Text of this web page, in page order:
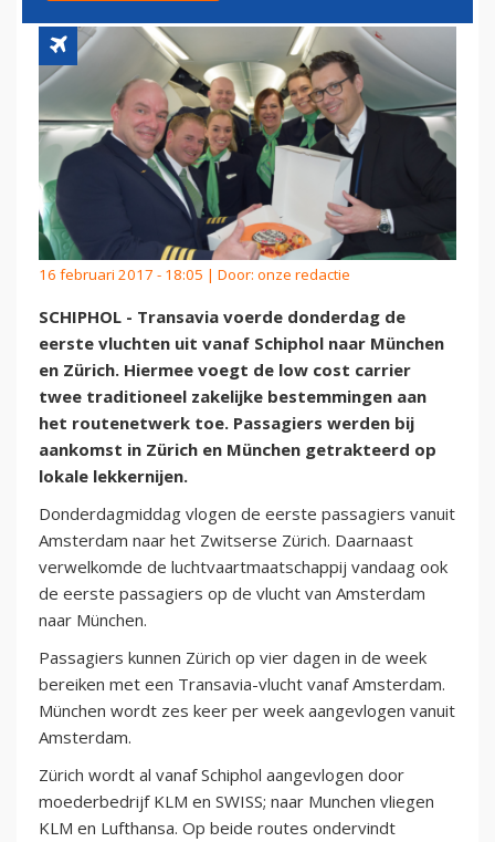
16 februari 2017 - 18:05 | Door: onze redactie
SCHIPHOL - Transavia voerde donderdag de
eerste vluchten uit vanaf Schiphol naar München
en Zürich. Hiermee voegt de low cost carrier
twee traditioneel zakelijke bestemmingen aan
het routenetwerk toe. Passagiers werden bij
aankomst in Zürich en München getrakteerd op
lokale lekkernijen.
Donderdagmiddag vlogen de eerste passagiers vanuit
Amsterdam naar het Zwitserse Zürich. Daarnaast
verwelkomde de luchtvaartmaatschappij vandaag ook
de eerste passagiers op de vlucht van Amsterdam
naar München.
Passagiers kunnen Zürich op vier dagen in de week
bereiken met een Transavia-vlucht vanaf Amsterdam.
München wordt zes keer per week aangevlogen vanuit
Amsterdam.
Zürich wordt al vanaf Schiphol aangevlogen door
moederbedrijf KLM en SWISS; naar Munchen vliegen
KLM en Lufthansa. Op beide routes ondervindt